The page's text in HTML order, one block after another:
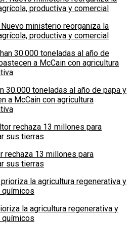
Nuevo ministerio reorganiza la
productiva y comercial
30.000 toneladas al año de papa y
a McCain con agricultura
rechaza 13 millones para
sus tierras
la agricultura regenerativa y